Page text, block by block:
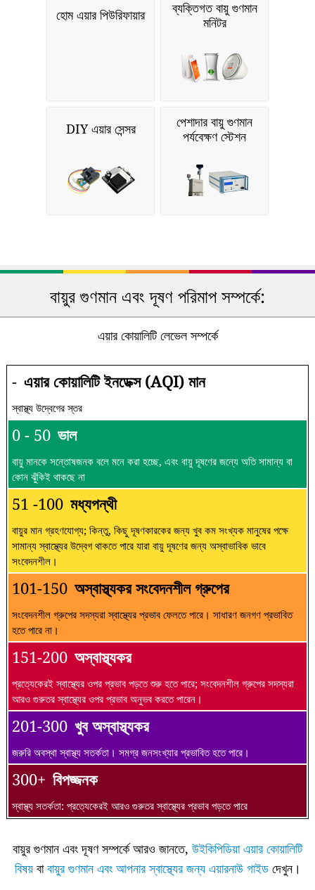
হোম এয়ার পিউরিফায়ার
ব্যক্তিগত বায়ু গুণমান
মনিটর
DIY এয়ার সেন্সর
পেশাদার বায়ু গুণমান
পর্যবেক্ষণ স্টেশন
বায়ুর গুণমান এবং দূষণ পরিমাপ সম্পর্কে:
এয়ার কোয়ালিটি লেভেল সম্পর্কে
- এয়ার কোয়ালিটি ইনডেক্স (AQI) মান
স্বাস্থ্য উদ্বেগের স্তর
0 - 50 ভাল
বায়ু মানকে সন্তোষজনক বলে মনে করা হচ্ছে, এবং বায়ু দূষণের জন্যে অতি সামান্য বা
কোন ঝুঁকিই থাকছে না
51 -100 মধ্যপন্থী
বায়ুর মান গ্রহণযোগ্য; কিন্তু, কিছু দূষণকারকের জন্য খুব কম সংখ্যক মানুষের পক্ষে
সামান্য স্বাস্থ্যের উদ্বেগ থাকতে পারে যারা বায়ু দূষণের জন্য অস্বাভাবিক ভাবে
সংবেদনশীল।
101-150 অস্বাস্থ্যকর সংবেদনশীল গ্রুপের
সংবেদনশীল গ্রুপের সদস্যরা স্বাস্থ্যের প্রভাব ফেলতে পারে। সাধারণ জনগণ প্রভাবিত
হতে পারে না।
151-200 অস্বাস্থ্যকর
প্রত্যেকেরই স্বাস্থ্যের ওপর প্রভাব পড়তে শুরু হতে পারে; সংবেদনশীল গ্রুপের সদস্যরা
আরও গুরুতর স্বাস্থ্যের ওপর প্রভাব অনুভব করতে পারেন।
201-300 খুব অস্বাস্থ্যকর
জরুরি অবস্থা স্বাস্থ্য সতর্কতা। সমগ্র জনসংখ্যার প্রভাবিত হতে পারে।
300+ বিপজ্জনক
স্বাস্থ্য সতর্কতা: প্রত্যেকেরই আরও গুরুতর স্বাস্থ্যের প্রভাব পড়তে পারে
বায়ুর গুণমান এবং দূষণ সম্পর্কে আরও জানতে, উইকিপিডিয়া এয়ার কোয়ালিটি
বিষয়বাবায়ুর গুণমান এবং আপনার স্বাস্থ্যের জন্য এয়ারনাউ গাইডদেখুন।